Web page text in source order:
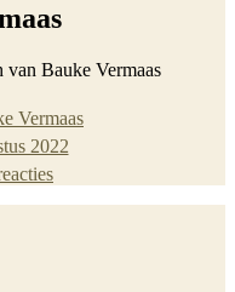
van Bauke Vermaas
Vermaas
2022
Bauke
Vermaas